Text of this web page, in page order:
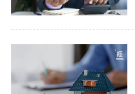
閱
區